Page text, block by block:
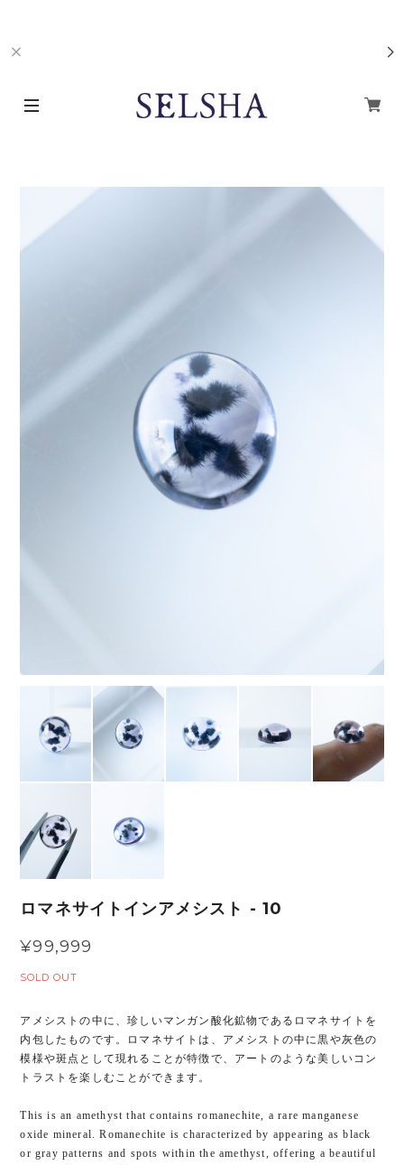
ロマネサイトインアメシスト - 10
¥99,999
SOLD OUT
アメシストの中に、珍しいマンガン酸化鉱物であるロマネサイトを
内包したものです。ロマネサイトは、アメシストの中に黒や灰色の
模様や斑点として現れることが特徴で、アートのような美しいコン
トラストを楽しむことができます。
This is an amethyst that contains romanechite, a rare manganese
oxide mineral. Romanechite is characterized by appearing as black
or gray patterns and spots within the amethyst, offering a beautiful